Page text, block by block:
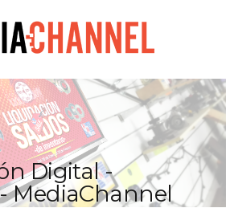
Digital -
MediaChannel